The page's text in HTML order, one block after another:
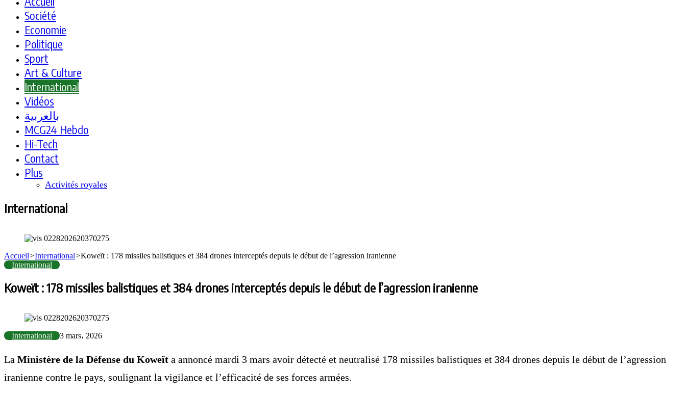
Société
Economie
Politique
Sport
Art & Culture
International
Vidéos
بالعربية
MCG24 Hebdo
Hi-Tech
Contact
Plus
Activités royales
International
Accueil>International>Koweït : 178 missiles balistiques et 384 drones interceptés depuis le début de l’agression iranienne
International
Koweït : 178 missiles balistiques et 384 drones interceptés depuis le début de l’agression iranienne
International 3 mars، 2026
La Ministère de la Défense du Koweït a annoncé mardi 3 mars avoir détecté et neutralisé 178 missiles balistiques et 384 drones depuis le début de l’agression
iranienne contre le pays, soulignant la vigilance et l’efficacité de ses forces armées.